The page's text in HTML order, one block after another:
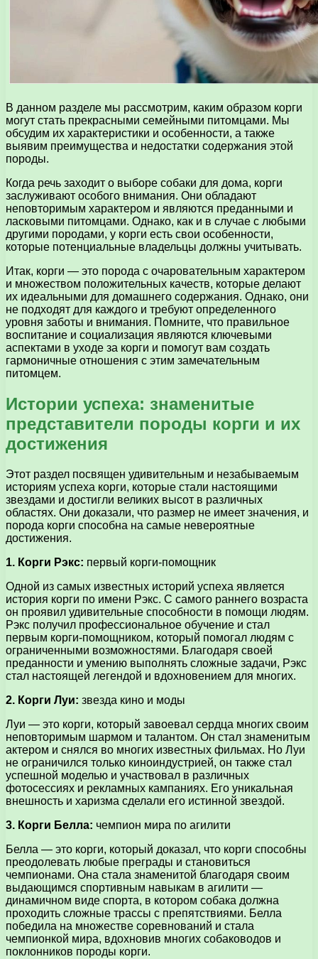
В данном разделе мы рассмотрим, каким образом корги
могут стать прекрасными семейными питомцами. Мы
обсудим их характеристики и особенности, а также
выявим преимущества и недостатки содержания этой
породы.
Когда речь заходит о выборе собаки для дома, корги
заслуживают особого внимания. Они обладают
неповторимым характером и являются преданными и
ласковыми питомцами. Однако, как и в случае с любыми
другими породами, у корги есть свои особенности,
которые потенциальные владельцы должны учитывать.
Итак, корги — это порода с очаровательным характером
и множеством положительных качеств, которые делают
их идеальными для домашнего содержания. Однако, они
не подходят для каждого и требуют определенного
уровня заботы и внимания. Помните, что правильное
воспитание и социализация являются ключевыми
аспектами в уходе за корги и помогут вам создать
гармоничные отношения с этим замечательным
питомцем.
Истории успеха: знаменитые
представители породы корги и их
достижения
Этот раздел посвящен удивительным и незабываемым
историям успеха корги, которые стали настоящими
звездами и достигли великих высот в различных
областях. Они доказали, что размер не имеет значения, и
порода корги способна на самые невероятные
достижения.
1. Корги Рэкс: первый корги-помощник
Одной из самых известных историй успеха является
история корги по имени Рэкс. С самого раннего возраста
он проявил удивительные способности в помощи людям.
Рэкс получил профессиональное обучение и стал
первым корги-помощником, который помогал людям с
ограниченными возможностями. Благодаря своей
преданности и умению выполнять сложные задачи, Рэкс
стал настоящей легендой и вдохновением для многих.
2. Корги Луи: звезда кино и моды
Луи — это корги, который завоевал сердца многих своим
неповторимым шармом и талантом. Он стал знаменитым
актером и снялся во многих известных фильмах. Но Луи
не ограничился только киноиндустрией, он также стал
успешной моделью и участвовал в различных
фотосессиях и рекламных кампаниях. Его уникальная
внешность и харизма сделали его истинной звездой.
3. Корги Белла: чемпион мира по агилити
Белла — это корги, который доказал, что корги способны
преодолевать любые преграды и становиться
чемпионами. Она стала знаменитой благодаря своим
выдающимся спортивным навыкам в агилити —
динамичном виде спорта, в котором собака должна
проходить сложные трассы с препятствиями. Белла
победила на множестве соревнований и стала
чемпионкой мира, вдохновив многих собаководов и
поклонников породы корги.